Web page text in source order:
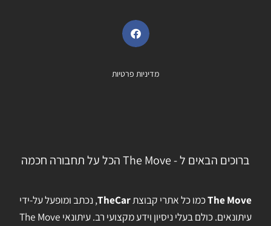
מדיניות פרטיות
ברוכים הבאים ל - The Move הכל על תחבורה חכמה
The Moveכמו כל אתרי קבוצתTheCar, נכתב ומופעל על-ידי
עיתונאים. כולם בעלי ניסיון וידע מקצועי רב. עיתונאי The Move